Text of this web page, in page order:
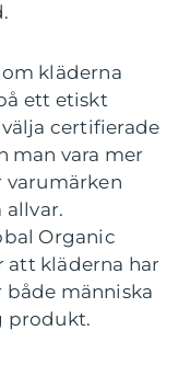
kläderna
ett etiskt
certifierade
man vara mer
varumärken
allvar.
Organic
att kläderna har
människa
produkt.